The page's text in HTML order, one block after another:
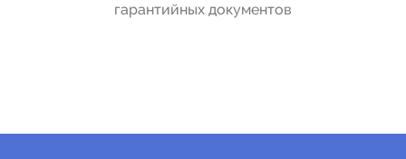
гарантийных документов